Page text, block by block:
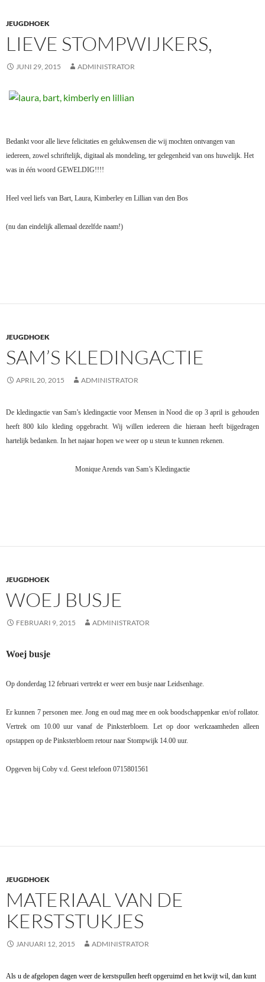
JEUGDHOEK
LIEVE STOMPWIJKERS,
JUNI 29, 2015 ADMINISTRATOR
Bedankt voor alle lieve felicitaties en gelukwensen die wij mochten ontvangen van
iedereen, zowel schriftelijk, digitaal als mondeling, ter gelegenheid van ons huwelijk. Het
was in één woord GEWELDIG!!!!
Heel veel liefs van Bart, Laura, Kimberley en Lillian van den Bos
(nu dan eindelijk allemaal dezelfde naam!)
JEUGDHOEK
SAM’S KLEDINGACTIE
APRIL 20, 2015 ADMINISTRATOR
De kledingactie van Sam’s kledingactie voor Mensen in Nood die op 3 april is gehouden
heeft 800 kilo kleding opgebracht. Wij willen iedereen die hieraan heeft bijgedragen
hartelijk bedanken. In het najaar hopen we weer op u steun te kunnen rekenen.
Monique Arends van Sam’s Kledingactie
JEUGDHOEK
WOEJ BUSJE
FEBRUARI 9, 2015 ADMINISTRATOR
Woej busje
Op donderdag 12 februari vertrekt er weer een busje naar Leidsenhage.
Er kunnen 7 personen mee. Jong en oud mag mee en ook boodschappenkar en/of rollator.
Vertrek om 10.00 uur vanaf de Pinksterbloem. Let op door werkzaamheden alleen
opstappen op de Pinksterbloem retour naar Stompwijk 14.00 uur.
Opgeven bij Coby v.d. Geest telefoon 0715801561
JEUGDHOEK
MATERIAAL VAN DE
KERSTSTUKJES
JANUARI 12, 2015 ADMINISTRATOR
Als u de afgelopen dagen weer de kerstspullen heeft opgeruimd en het kwijt wil, dan kunt